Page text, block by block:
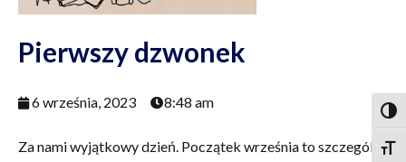
Pierwszy dzwonek
6 września, 2023 8:48 am
Za nami wyjątkowy dzień. Początek września to szczególna